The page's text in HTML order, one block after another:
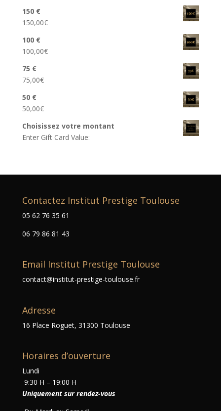
150 €
150,00€
100 €
100,00€
75 €
75,00€
50 €
50,00€
Choisissez votre montant
Enter Gift Card Value:
Contactez Institut Prestige Toulouse
05 62 76 35 61
06 79 86 81 43
Email Institut Prestige Toulouse
contact@institut-prestige-toulouse.fr
Adresse
16 Place Roguet, 31300 Toulouse
Horaires d’ouverture
Lundi
9:30 H – 19:00 H
Uniquement sur rendez-vous